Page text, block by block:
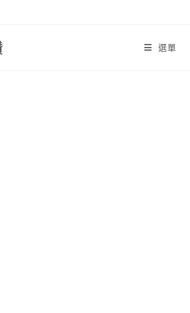
選單